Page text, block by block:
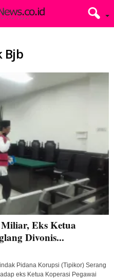
Bjb
Eks Ketua
Divonis...
Pidana Korupsi (Tipikor) Serang
eks Ketua Koperasi Pegawai